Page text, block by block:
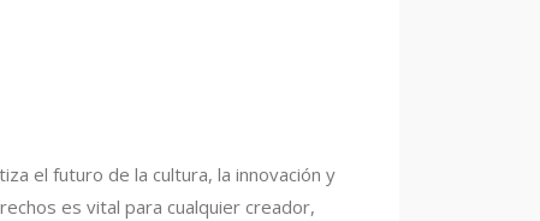
el futuro de la cultura, la innovación y
es vital para cualquier creador,